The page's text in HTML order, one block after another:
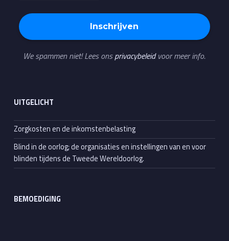
We spammen niet! Lees onsprivacybeleidvoor meer info.
UITGELICHT
Zorgkosten en de inkomstenbelasting
Blind in de oorlog; de organisaties en instellingen van en voor
blinden tijdens de Tweede Wereldoorlog.
BEMOEDIGING